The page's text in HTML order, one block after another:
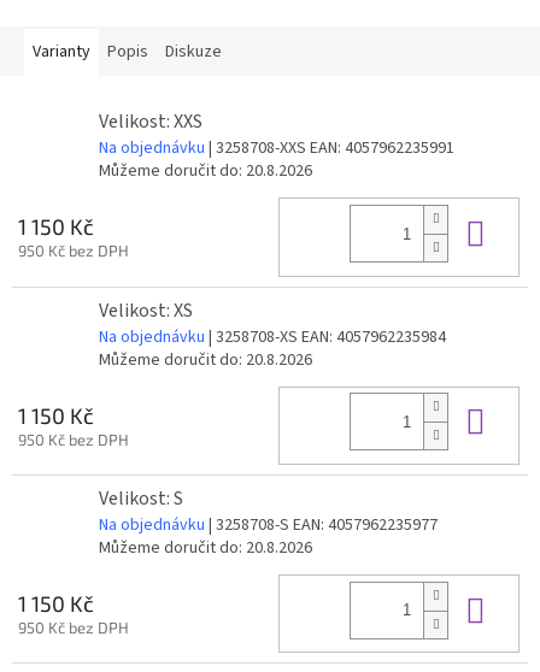
Varianty Popis Diskuze
Velikost: XXS
Na objednávku | 3258708-XXS EAN: 4057962235991
Můžeme doručit do: 20.8.2026
1 150 Kč
950 Kč bez DPH
Velikost: XS
Na objednávku | 3258708-XS EAN: 4057962235984
Můžeme doručit do: 20.8.2026
1 150 Kč
950 Kč bez DPH
Velikost: S
Na objednávku | 3258708-S EAN: 4057962235977
Můžeme doručit do: 20.8.2026
1 150 Kč
950 Kč bez DPH